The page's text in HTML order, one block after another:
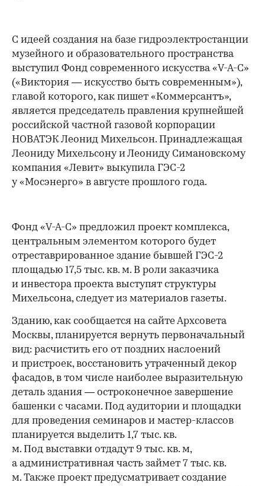
00:00 / 00:00
С идеей создания на базе гидроэлектростанции
музейного и образовательного пространства
выступил Фонд современного искусства «V-A-C»
(«Виктория — искусство быть современным»),
главой которого, как пишет «Коммерсантъ»,
является председатель правления крупнейшей
российской частной газовой корпорации
НОВАТЭК Леонид Михельсон. Принадлежащая
Леониду Михельсону и Леониду Симановскому
компания «Левит» выкупила ГЭС-2
у «Мосэнерго» в августе прошлого года.
Фонд «V-A-C» предложил проект комплекса,
центральным элементом которого будет
отреставрированное здание бывшей ГЭС-2
площадью 17,5 тыс. кв. м. В роли заказчика
и инвестора проекта выступят структуры
Михельсона, следует из материалов газеты.
Зданию, как сообщается на сайте Архсовета
Москвы, планируется вернуть первоначальный
вид: расчистить его от поздних наслоений
и пристроек, восстановить утраченный декор
фасадов, в том числе наиболее выразительную
деталь здания — остроконечное завершение
башенки с часами. Под аудитории и площадки
для проведения семинаров и мастер-классов
планируется выделить 1,7 тыс. кв.
м. Под выставки отдадут 9 тыс. кв. м,
а административная часть займет 7 тыс. кв.
м. Также проект предусматривает создание